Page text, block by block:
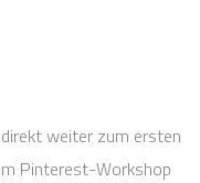
weiter zum ersten
Pinterest-Workshop